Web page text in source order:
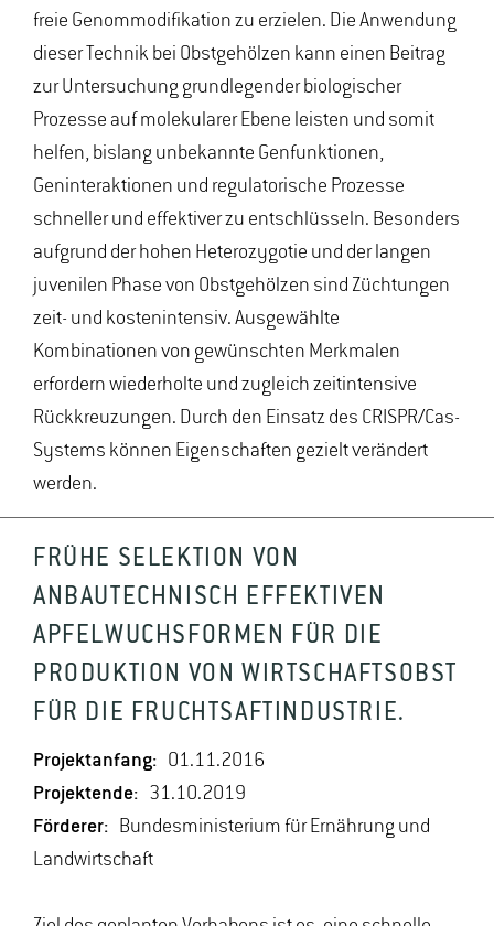
freie Genommodifikation zu erzielen. Die Anwendung
dieser Technik bei Obstgehölzen kann einen Beitrag
zur Untersuchung grundlegender biologischer
Prozesse auf molekularer Ebene leisten und somit
helfen, bislang unbekannte Genfunktionen,
Geninteraktionen und regulatorische Prozesse
schneller und effektiver zu entschlüsseln. Besonders
aufgrund der hohen Heterozygotie und der langen
juvenilen Phase von Obstgehölzen sind Züchtungen
zeit- und kostenintensiv. Ausgewählte
Kombinationen von gewünschten Merkmalen
erfordern wiederholte und zugleich zeitintensive
Rückkreuzungen. Durch den Einsatz des CRISPR/Cas-
Systems können Eigenschaften gezielt verändert
werden.
FRÜHE SELEKTION VON
ANBAUTECHNISCH EFFEKTIVEN
APFELWUCHSFORMEN FÜR DIE
PRODUKTION VON WIRTSCHAFTSOBST
FÜR DIE FRUCHTSAFTINDUSTRIE.
Projektanfang: 01.11.2016
Projektende: 31.10.2019
Förderer: Bundesministerium für Ernährung und
Landwirtschaft